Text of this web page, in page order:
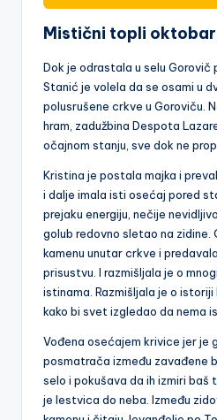
Mistični topli
Dok je odrastala u selu Gorovič
Stanić je volela da se osami u
polusrušene crkve u Goroviču.
hram, zadužbina Despota
očajnom stanju, sve dok ne
Kristina je postala majka i
i dalje imala isti osećaj pored
prejaku energiju, nečije
golub redovno sletao na zidine.
kamenu unutar crkve i
prisustvu. I razmišljala je o
istinama. Razmišljala je o
kako bi svet izgledao da nema
Vođena osećajem krivice jer je
posmatrača između zavađene
selo i pokušava da ih izmiri baš
je lestvica do neba. Između